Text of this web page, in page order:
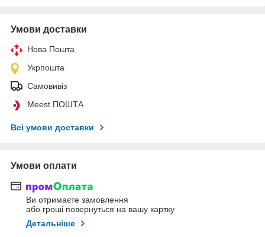
Умови доставки
Нова Пошта
Укрпошта
Самовивіз
Meest ПОШТА
Всі умови доставки
Умови оплати
Ви отримаєте замовлення
або гроші повернуться на вашу картку
Детальніше